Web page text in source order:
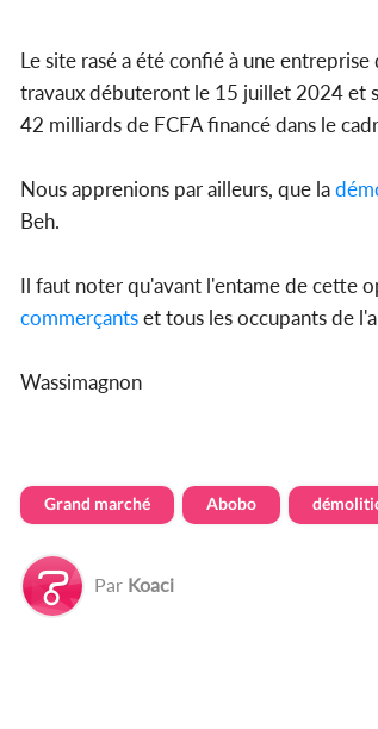
Le site rasé a été confié à une
travaux débuteront le 15 juillet 2024 et
42 milliards de FCFA financé dans le
Nous apprenions par ailleurs, que la
Beh.
Il faut noter qu'avant l'entame de cette
commerçantset tous les occupants de
Wassimagnon
Grand marché Abobo
Par Koaci